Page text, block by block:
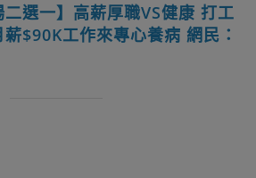
選一】高薪厚職VS健康 打工
$90K工作來專心養病 網民：